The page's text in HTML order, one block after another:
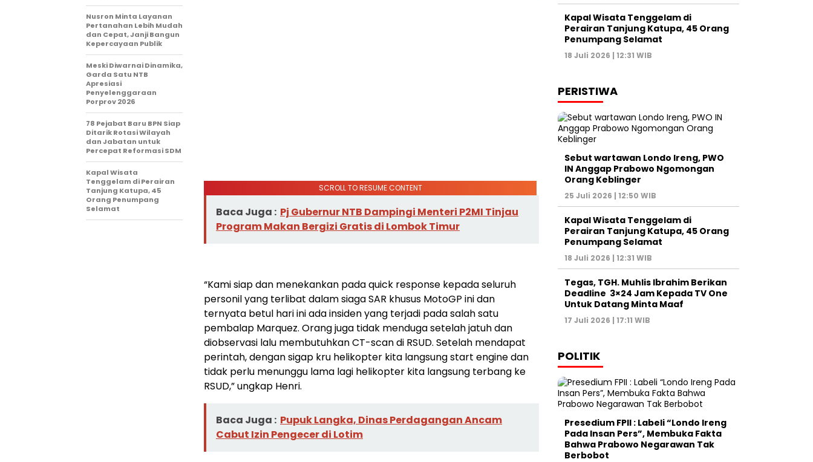
SCROLL TO RESUME CONTENT
Baca Juga : Pj Gubernur NTB Dampingi Menteri P2MI Tinjau
Program Makan Bergizi Gratis di Lombok Timur
“Kami siap dan menekankan pada quick response kepada seluruh
personil yang terlibat dalam siaga SAR khusus MotoGP ini dan
ternyata betul hari ini ada insiden yang terjadi pada salah satu
pembalap Marquez. Orang juga tidak menduga setelah jatuh dan
diobservasi lalu membutuhkan CT-scan di RSUD. Setelah mendapat
perintah, dengan sigap kru helikopter kita langsung start engine dan
tidak perlu menunggu lama lagi helikopter kita langsung terbang ke
RSUD,” ungkap Henri.
Baca Juga : Pupuk Langka, Dinas Perdagangan Ancam
Cabut Izin Pengecer di Lotim
Nusron Minta Layanan
Pertanahan Lebih Mudah
dan Cepat, Janji Bangun
Kepercayaan Publik
Meski Diwarnai Dinamika,
Garda Satu NTB
Apresiasi
Penyelenggaraan
Porprov 2026 ‎
78 Pejabat Baru BPN Siap
Ditarik Rotasi Wilayah
dan Jabatan untuk
Percepat Reformasi SDM
Kapal Wisata
Tenggelam di Perairan
Tanjung Katupa, 45
Orang Penumpang
Selamat
Kapal Wisata Tenggelam di
Perairan Tanjung Katupa, 45 Orang
Penumpang Selamat
18 Juli 2026 | 12:31 WIB
PERISTIWA
Sebut wartawan Londo Ireng, PWO
IN Anggap Prabowo Ngomongan
Orang Keblinger
25 Juli 2026 | 12:50 WIB
Kapal Wisata Tenggelam di
Perairan Tanjung Katupa, 45 Orang
Penumpang Selamat
18 Juli 2026 | 12:31 WIB
Tegas, TGH. Muhlis Ibrahim Berikan
Deadline 3×24 Jam Kepada TV One
Untuk Datang Minta Maaf
17 Juli 2026 | 17:11 WIB
POLITIK
Presedium FPII : Labeli “Londo Ireng
Pada Insan Pers”, Membuka Fakta
Bahwa Prabowo Negarawan Tak
Berbobot